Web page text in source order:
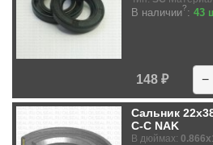
В наличии?: 43
148 ₽ −
Сальник
C-C NAK
В дюймах: